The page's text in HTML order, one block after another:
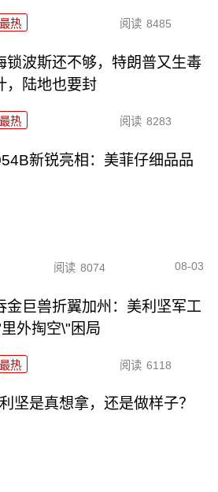
最热 阅读 8485
锁波斯还不够，特朗普又生毒
，陆地也要封
最热 阅读 8283
新锐亮相：美菲仔细品品
阅读 8074 08-03
金巨兽折翼加州：美利坚军工
外掏空\"困局
最热 阅读 6118
坚是真想拿，还是做样子？